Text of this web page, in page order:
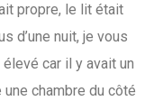
propre, le lit était
d’une nuit, je vous
car il y avait un
chambre du côté